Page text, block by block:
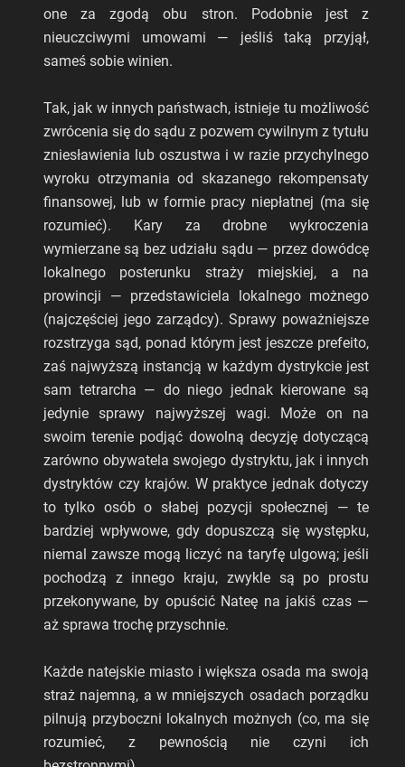
one za zgodą obu stron. Podobnie jest z
nieuczciwymi umowami — jeśliś taką przyjął,
sameś sobie winien.
Tak, jak w innych państwach, istnieje tu możliwość
zwrócenia się do sądu z pozwem cywilnym z tytułu
zniesławienia lub oszustwa i w razie przychylnego
wyroku otrzymania od skazanego rekompensaty
finansowej, lub w formie pracy niepłatnej (ma się
rozumieć). Kary za drobne wykroczenia
wymierzane są bez udziału sądu — przez dowódcę
lokalnego posterunku straży miejskiej, a na
prowincji — przedstawiciela lokalnego możnego
(najczęściej jego zarządcy). Sprawy poważniejsze
rozstrzyga sąd, ponad którym jest jeszcze prefeito,
zaś najwyższą instancją w każdym dystrykcie jest
sam tetrarcha — do niego jednak kierowane są
jedynie sprawy najwyższej wagi. Może on na
swoim terenie podjąć dowolną decyzję dotyczącą
zarówno obywatela swojego dystryktu, jak i innych
dystryktów czy krajów. W praktyce jednak dotyczy
to tylko osób o słabej pozycji społecznej — te
bardziej wpływowe, gdy dopuszczą się występku,
niemal zawsze mogą liczyć na taryfę ulgową; jeśli
pochodzą z innego kraju, zwykle są po prostu
przekonywane, by opuścić Nateę na jakiś czas —
aż sprawa trochę przyschnie.
Każde natejskie miasto i większa osada ma swoją
straż najemną, a w mniejszych osadach porządku
pilnują przyboczni lokalnych możnych (co, ma się
rozumieć, z pewnością nie czyni ich